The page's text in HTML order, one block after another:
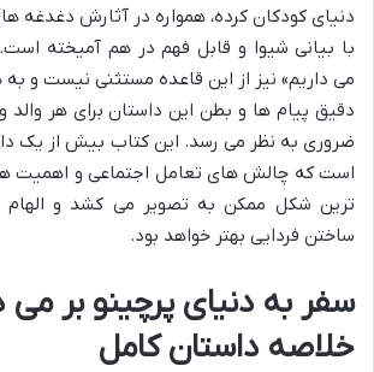
دنیای کودکان کرده، همواره در آثارش دغدغه
با بیانی شیوا و قابل فهم در هم آمیخته است.
می داریم» نیز از این قاعده مستثنی نیست و
دقیق پیام ها و بطن این داستان برای هر
ضروری به نظر می رسد. این کتاب بیش از یک
است که چالش های تعامل اجتماعی و اهمیت
ترین شکل ممکن به تصویر می کشد و
ساختن فردایی بهتر خواهد بود.
سفر به دنیای پرچینو بر می
خلاصه داستان کامل